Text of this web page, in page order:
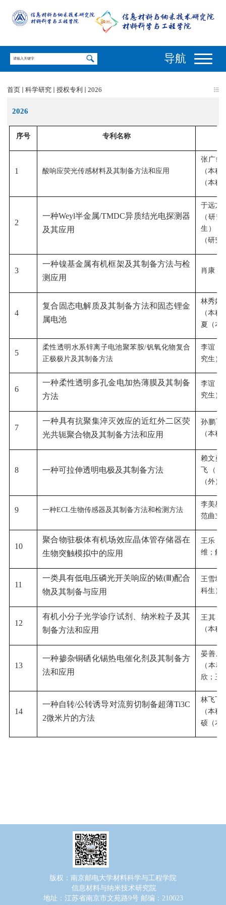
导航
首页 科学研究 授权专利 2026
2026
序号 专利名称
1 酸响应荧光传感材料及其制备方法和应用
张广维
（本
（本
2
一种Weyl半金属/TMDC异质结光电探测器
及其应用
于远方
（研
生）；
（研
3
一种镍基金属有机框架及其制备方法与检
测应用
肖康；
4
复合固态电解质及其制备方法和固态锂金
属电池
林秀婧
（本
夏（本
5
柔性透明水系锌离子电池聚苯胺/钒氧化物复合
正极极片及其制备方法
李谊；
究生）
6
一种柔性透明多孔金电加热薄膜及其制备
方法
李谊；
究生）
7
一种具有抗聚集淬灭效应的近红外二区荧
光共轭聚合物及其制备方法和应用
孙鹏飞
（本科
8 一种可拉伸透明电极及其制备方法
赖文勇
飞（
（外
9 一种ECL生物传感器及其制备方法和检测方法
李美星
范曲立
10
聚合物驻极体有机场效应晶体管存储器在
生物突触模拟中的应用
王乐；
维；解
11
一类具有低电压磷光开关响应的铱(Ⅲ)配合
物及其制备与应用
王雪城
科生）
12
有机小分子光学诊疗试剂、纳米粒子及其
制备方法和应用
王其；
（本
13
一种掺杂铜硒化锡热电催化剂及其制备方
法和应用
晏善成
（本
欣；王
14
一种自转/公转诱导对流剪切制备超薄Ti3C
2微米片的方法
林飞飞
（本
硕（本
版权：南京邮电大学材料科学与工程学院
信息材料与纳米技术研究院
地址：江苏省南京市文苑路9号 邮编：210023